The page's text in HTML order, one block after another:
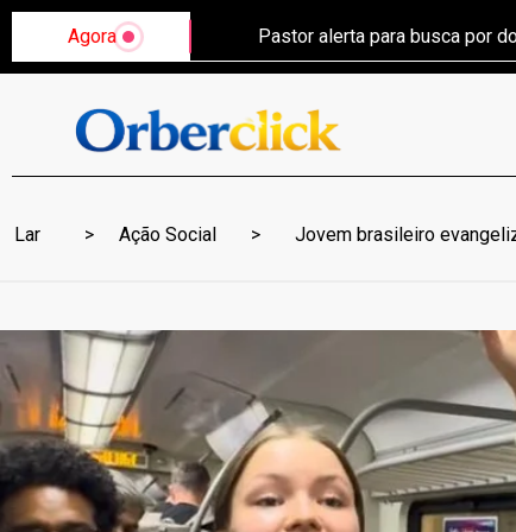
Agora Pastor alerta para busca por
Lar Ação Social Jovem brasileiro